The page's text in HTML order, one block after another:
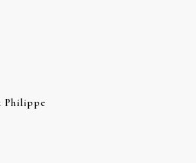
Philippe